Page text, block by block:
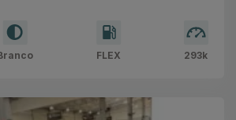
FLEX 293k